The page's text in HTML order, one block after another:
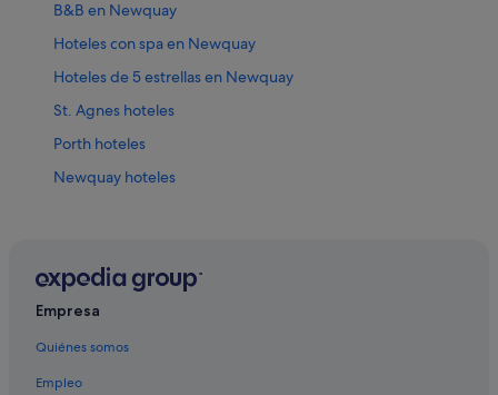
B&B en Newquay
Hoteles con spa en Newquay
Hoteles de 5 estrellas en Newquay
St. Agnes hoteles
Porth hoteles
Newquay hoteles
Albergues en Newquay
Hoteles de 4 estrellas en Newquay
Casas privadas de vacaciones en Newquay
Campings de caravanas en Newquay
Empresa
Quiénes somos
Empleo